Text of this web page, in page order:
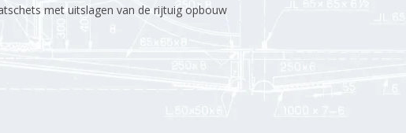
met uitslagen van de rijtuig opbouw